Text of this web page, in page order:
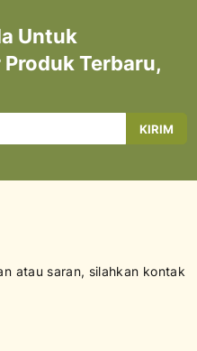
Untuk
Terbaru,
KIRIM
atau saran, silahkan kontak